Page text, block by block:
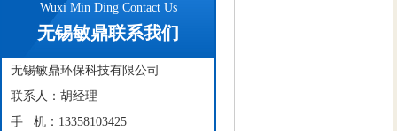
Wuxi Min Ding Contact Us
无锡敏鼎联系我们
无锡敏鼎环保科技有限公司
联系人：胡经理
手 机：13358103425